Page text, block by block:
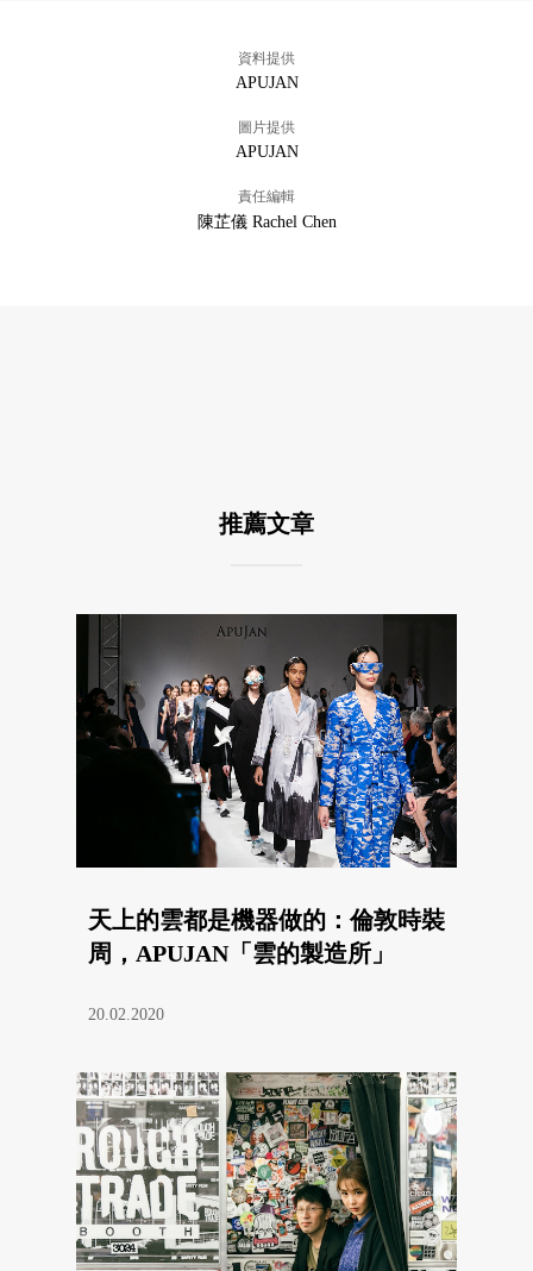
資料提供
APUJAN
圖片提供
APUJAN
責任編輯
陳芷儀 Rachel Chen
推薦文章
天上的雲都是機器做的：倫敦時裝
周，APUJAN「雲的製造所」
20.02.2020